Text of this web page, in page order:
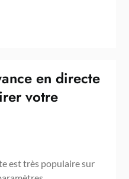
en directe
votre
est très populaire sur